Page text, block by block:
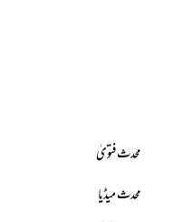
محدث فتویٰ
محدث میڈیا